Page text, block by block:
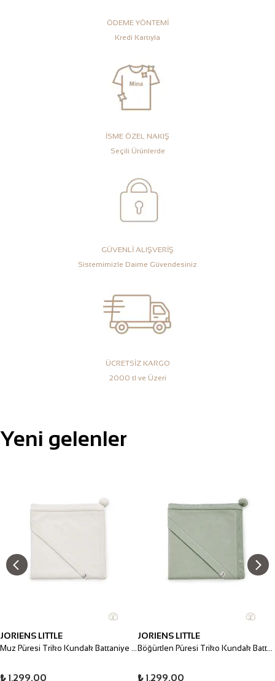
ÖDEME YÖNTEMİ
Kredi Kartıyla
İSME ÖZEL NAKIŞ
Seçili Ürünlerde
GÜVENLİ ALIŞVERİŞ
Sistemimizle Daime Güvendesiniz
ÜCRETSİZ KARGO
2000 tl ve Üzeri
Yeni gelenler
JORIENS LITTLE
₺ 1,299.00
JORIENS LITTLE
₺ 1,299.00